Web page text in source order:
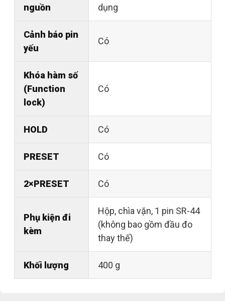
nguồn
dụng
Cảnh báo pin
yếu
Có
Khóa hàm số
(Function
lock)
Có
HOLD Có
PRESET Có
2×PRESET Có
Phụ kiện đi
kèm
Hộp, chìa vặn, 1 pin SR-44
(không bao gồm đầu đo
thay thế)
Khối lượng 400 g